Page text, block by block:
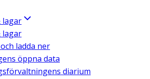
lagar
lagar
ladda ner
öppna data
diarium